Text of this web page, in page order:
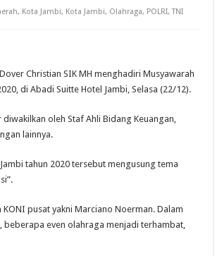
, Kota Jambi, Kota Jambi, Olahraga, POLRI,TNI
Christian SIK MH menghadiri Musyawarah
di Abadi Suitte Hotel Jambi, Selasa (22/12).
oleh Staf Ahli Bidang Keuangan,
lainnya.
tahun 2020 tersebut mengusung tema
pusat yakni Marciano Noerman. Dalam
even olahraga menjadi terhambat,